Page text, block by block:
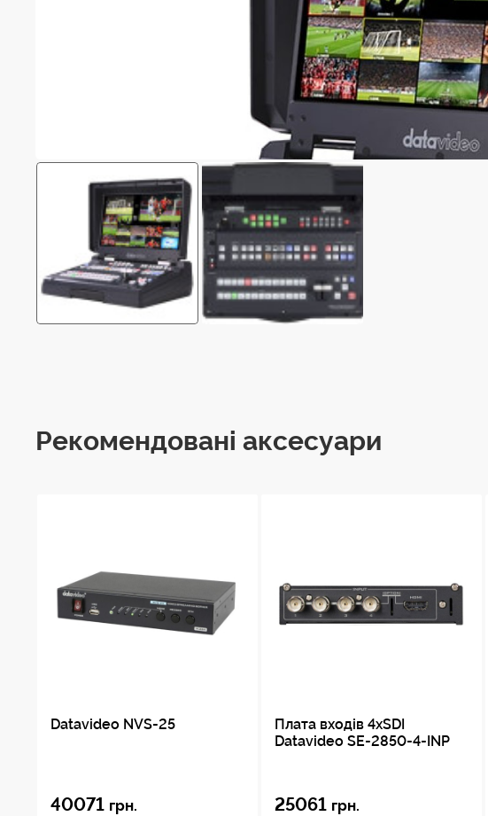
Рекомендовані аксесуари
Datavideo NVS-25
40071 грн.
Плата входів 4xSDI
Datavideo SE-2850-4-INP
25061 грн.